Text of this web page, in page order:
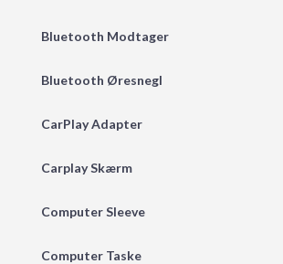
Bluetooth Modtager
Bluetooth Øresnegl
CarPlay Adapter
Carplay Skærm
Computer Sleeve
Computer Taske